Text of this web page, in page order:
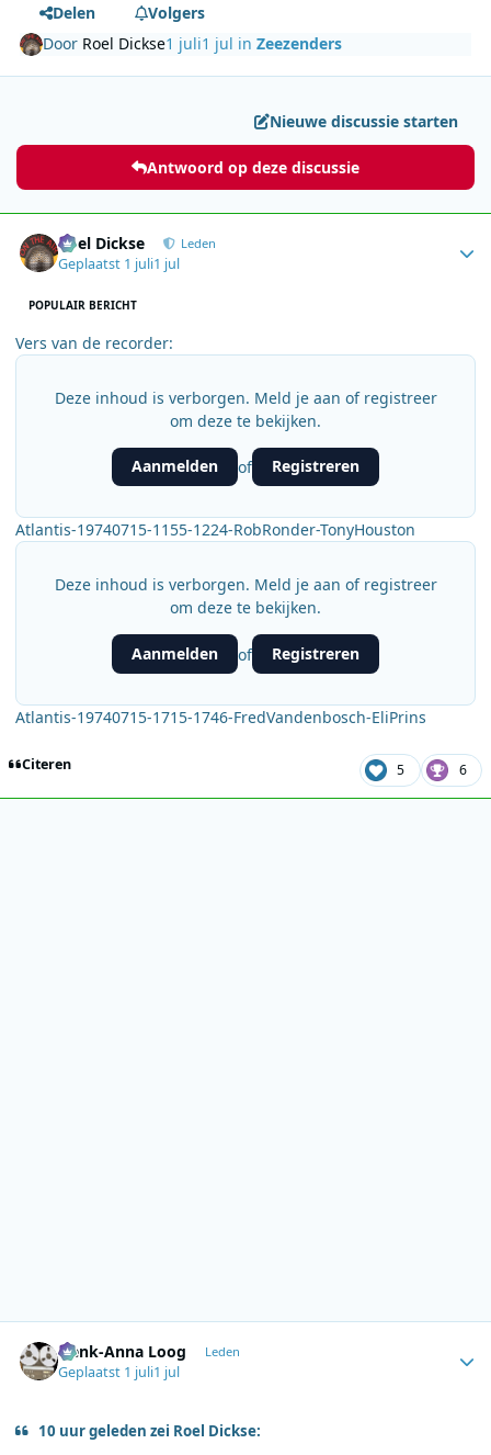
Delen
Volgers
Door Roel Dickse1 juli1 jul inZeezenders
Nieuwe discussie starten
Antwoord op deze discussie
Roel Dickse Leden
Geplaatst 1 juli1 jul
POPULAIR BERICHT
Vers van de recorder:
Deze inhoud is verborgen. Meld je aan of registreer
om deze te bekijken.
Aanmelden of Registreren
Atlantis-19740715-1155-1224-RobRonder-TonyHouston
Deze inhoud is verborgen. Meld je aan of registreer
om deze te bekijken.
Aanmelden of Registreren
Atlantis-19740715-1715-1746-FredVandenbosch-EliPrins
Citeren 5 6
Henk-Anna Loog Leden
Geplaatst 1 juli1 jul
10 uur geleden zei Roel Dickse: